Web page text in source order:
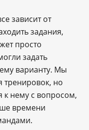
зависит от
задания,
просто
задать
варианту. Мы
тренировок, но
нему с вопросом,
времени